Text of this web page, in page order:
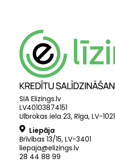
SIA Elizings.lv
LV40103874151
Ulbrokas iela 23, Rīga, LV-1021
Liepāja
Brīvības 13/15, LV-3401
liepaja@elizings.lv
28 44 88 99